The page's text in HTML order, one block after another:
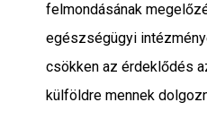
Kapcsolat
felmondásának
egészségügyi
csökken az érdeklődés
külföldre mennek